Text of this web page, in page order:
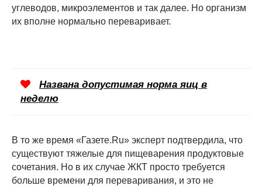
углеводов, микроэлементов и так далее. Но организм
их вполне нормально переваривает.
Названа допустимая норма яиц в
неделю
В то же время «Газете.Ru» эксперт подтвердила, что
существуют тяжелые для пищеварения продуктовые
сочетания. Но в их случае ЖКТ просто требуется
больше времени для переваривания, и это не